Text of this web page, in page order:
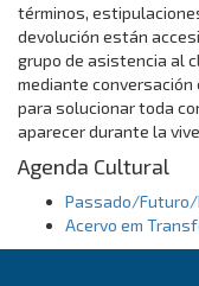
términos,
devolución están
grupo de asistencia al
mediante
para solucionar toda
aparecer durante la
Agenda Cultural
Passado/
Acervo em